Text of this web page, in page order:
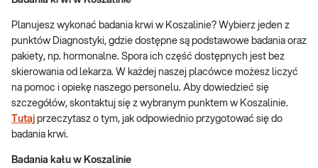
Planujesz wykonać badania krwi w Koszalinie? Wybierz jeden z
punktów Diagnostyki, gdzie dostępne są podstawowe badania oraz
pakiety, np. hormonalne. Spora ich część dostępnych jest bez
skierowania od lekarza. W każdej naszej placówce możesz liczyć
na pomoc i opiekę naszego personelu. Aby dowiedzieć się
szczegółów, skontaktuj się z wybranym punktem w Koszalinie.
Tutaj przeczytasz o tym, jak odpowiednio przygotować się do
badania krwi.
Badania kału w Koszalinie